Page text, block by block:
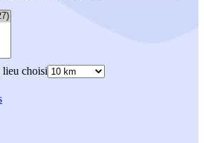
lieu choisi